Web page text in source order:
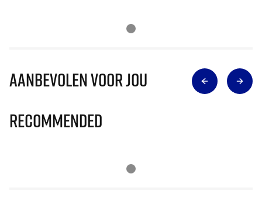
Aanbevolen voor jou
Recommended